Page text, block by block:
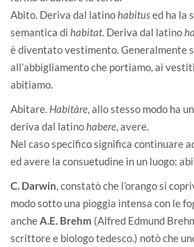
Abito. Deriva dal latino habitused ha la
semantica di habitat. Deriva dal latino
è diventato vestimento. Generalmente
all’abbigliamento che portiamo, ai
abitiamo.
Abitare. Habitàre , allo stesso modo ha
deriva dal latino habere , avere.
Nel caso specifico significa continuare
ed avere la consuetudine in un luogo:
C. Darwin , constatò che l’orango si
modo sotto una pioggia intensa con le
anche A.E. Brehm (Alfred Edmund
scrittore e biologo tedesco.) notò che